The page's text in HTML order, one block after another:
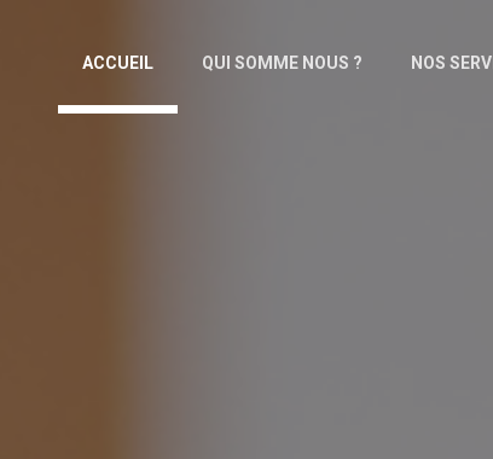
ACCUEIL QUI SOMME NOUS ? NOS